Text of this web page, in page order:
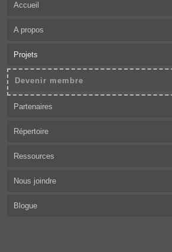
Accueil
A propos
Projets
Devenir membre
Partenaires
Répertoire
Ressources
Nous joindre
Blogue